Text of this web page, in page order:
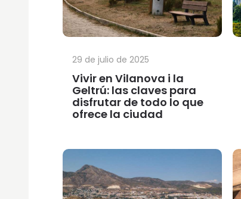
Vivir en Vilanova i la
Geltrú: las claves para
disfrutar de todo lo que
ofrece la ciudad
29 de julio de 2025